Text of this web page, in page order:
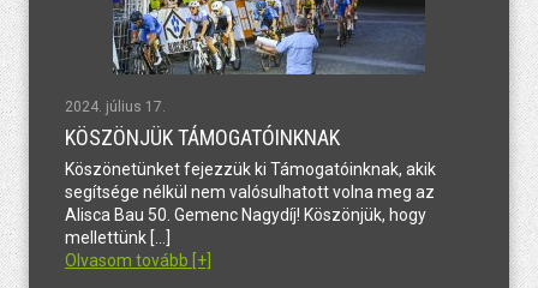
2024. július 17.
KÖSZÖNJÜK TÁMOGATÓINKNAK
Köszönetünket fejezzük ki Támogatóinknak, akik
segítsége nélkül nem valósulhatott volna meg az
Alisca Bau 50. Gemenc Nagydíj! Köszönjük, hogy
mellettünk […]
Olvasom tovább [+]